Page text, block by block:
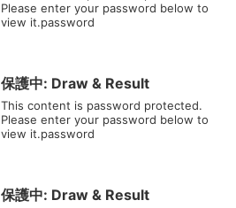
Please enter your password below to
view it.password
保護中: Draw & Result
This content is password protected.
Please enter your password below to
view it.password
保護中: Draw & Result